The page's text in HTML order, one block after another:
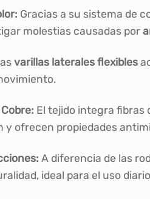
Gracias a su sistema de
molestias causadas por
varillas laterales flexibles
El tejido integra fibras
y ofrecen propiedades
A diferencia de las
ideal para el uso